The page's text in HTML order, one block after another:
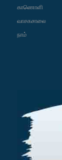
காணொளி
வாசகசாலை
நாம்